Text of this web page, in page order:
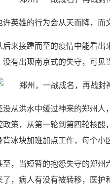
许英雄的行为会从天而降，而
后来接踵而至的疫情中能看出
没有出现南京式的失守，可见
没从洪水中缓过神来的郑州人
政策，从第一轮到第四轮核酸
背冰块加班加点工作，每个小
至，当短暂的抱怨失守的郑州
了，病人有没有被转移，医